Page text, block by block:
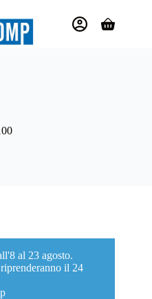
Carrello
al 23 agosto.
il 24